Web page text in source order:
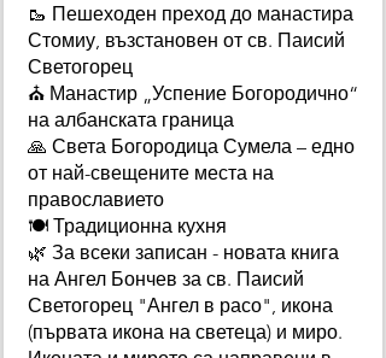
🥾 Пешеходен преход до манастира
Стомиу, възстановен от св. Паисий
Светогорец
⛪ Манастир „Успение Богородично“
на албанската граница
🙏 Света Богородица Сумела – едно
от най-свещените места на
православието
🍽️ Традиционна кухня
🌿 За всеки записан - новата книга
на Ангел Бончев за св. Паисий
Светогорец "Ангел в расо", икона
(първата икона на светеца) и миро.